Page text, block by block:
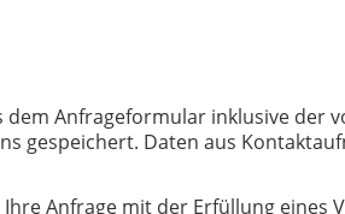
Anfrageformular inklusive der
gespeichert. Daten aus
Anfrage mit der Erfüllung eines